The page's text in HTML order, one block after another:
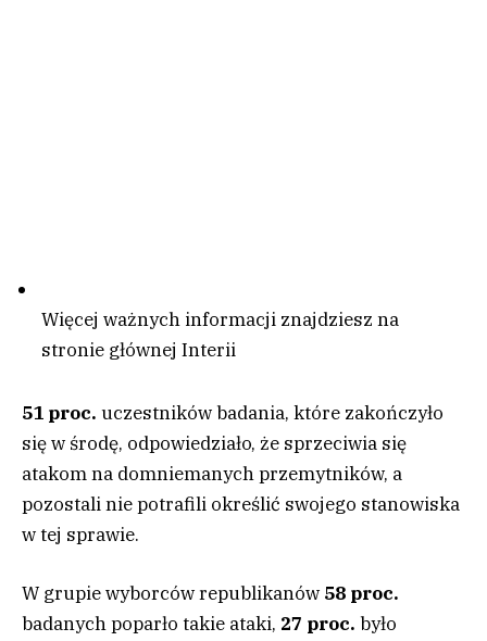
Więcej ważnych informacji znajdziesz na
stronie głównej Interii
51 proc. uczestników badania, które zakończyło
się w środę, odpowiedziało, że sprzeciwia się
atakom na domniemanych przemytników, a
pozostali nie potrafili określić swojego stanowiska
w tej sprawie.
W grupie wyborców republikanów 58 proc.
badanych poparło takie ataki, 27 proc. było